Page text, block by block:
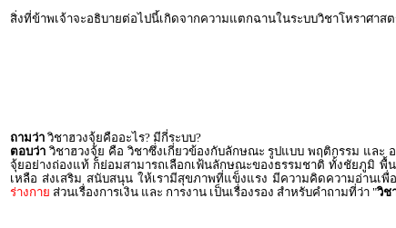
สิ่งที่ข้าพเจ้าจะอธิบายต่อไปนี้เกิดจากความแตกฉานในระบบวิชาโหราศาส
ถามว่า วิชาฮวงจุ้ยคืออะไร? มีกี่ระบบ?
ตอบว่า วิชาฮวงจุ้ย คือ วิชาซึ่งเกี่ยวข้องกับลักษณะ รูปแบบ พฤติกรรม และ
จุ้ยอย่างถ่องแท้ ก็ย่อมสามารถเลือกเฟ้นลักษณะของธรรมชาติ ทั้งชัยภูมิ
เหลือ ส่งเสริม สนับสนุน ให้เรามีสุขภาพที่แข็งแรง มีความคิดความอ่านเพื่
ร่างกาย ส่วนเรื่องการเงิน และ การงาน เป็นเรื่องรอง สำหรับคำถามที่ว่า "วิช